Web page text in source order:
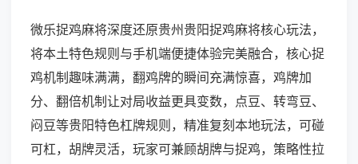
微乐捉鸡麻将深度还原贵州贵阳捉鸡麻将核心玩法，
将本土特色规则与手机端便捷体验完美融合，核心捉
鸡机制趣味满满，翻鸡牌的瞬间充满惊喜，鸡牌加
分、翻倍机制让对局收益更具变数，点豆、转弯豆、
闷豆等贵阳特色杠牌规则，精准复刻本地玩法，可碰
可杠，胡牌灵活，玩家可兼顾胡牌与捉鸡，策略性拉